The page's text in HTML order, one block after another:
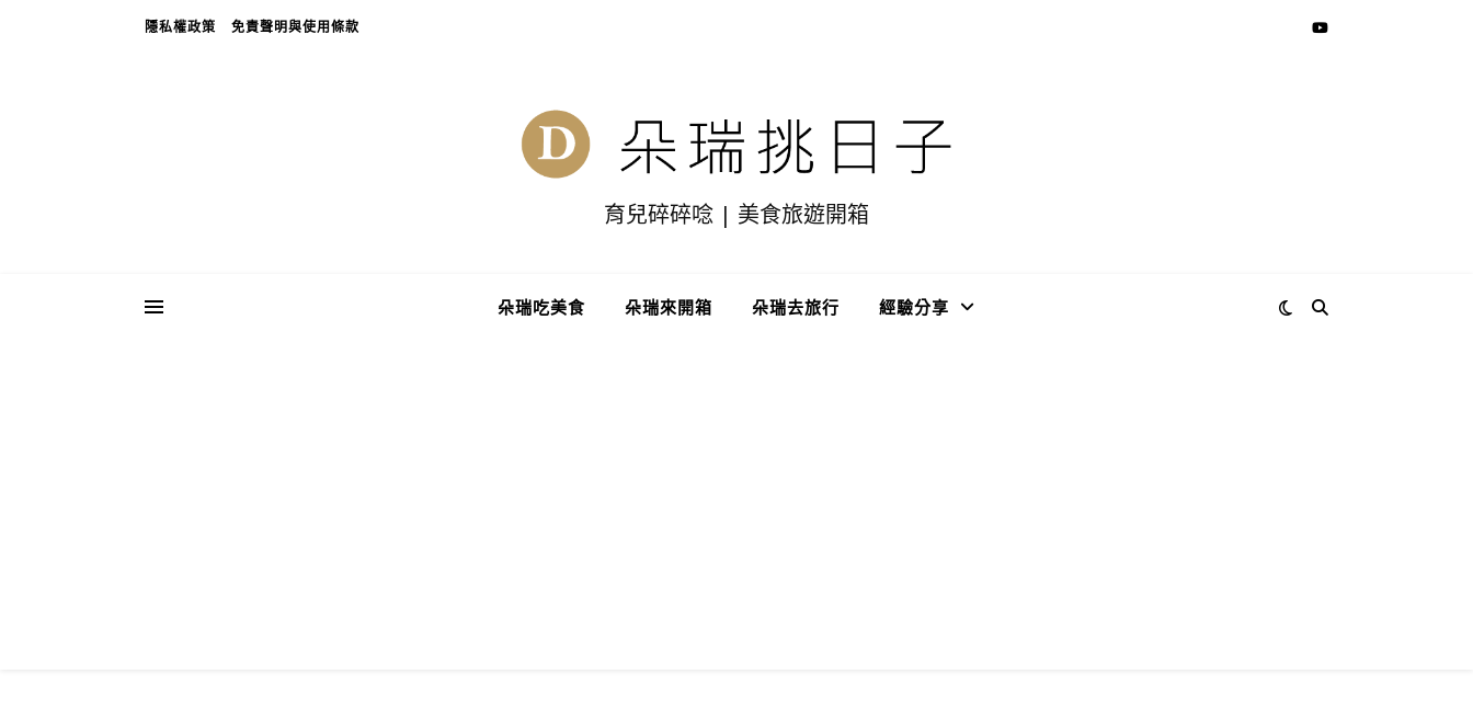
隱私權政策 免責聲明與使用條款
育兒碎碎唸 | 美食旅遊開箱
朵瑞吃美食 朵瑞來開箱 朵瑞去旅行 經驗分享